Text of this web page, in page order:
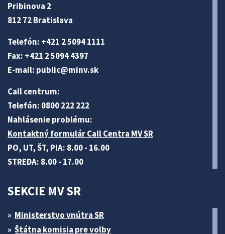
Pribinova 2
812 72 Bratislava
Telefón: +421 2 5094 1111
Fax: +421 2 5094 4397
E-mail: public@minv.sk
Call centrum:
Telefón: 0800 222 222
Nahlásenie problému:
Kontaktný formulár Call Centra MV SR
PO, UT, ŠT, PIA: 8.00 - 16.00
STREDA: 8.00 - 17.00
SEKCIE MV SR
Ministerstvo vnútra SR
Štátna komisia pre volby